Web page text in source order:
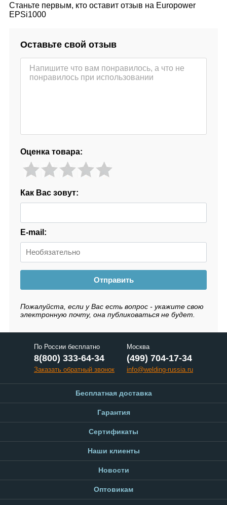
Станьте первым, кто оставит отзыв на Europower
EPSi1000
Оставьте свой отзыв
Оценка товара:
Как Вас зовут:
E-mail:
Отправить
Пожалуйста, если у Вас есть вопрос - укажите свою
электронную почту, она публиковаться не будет.
По России бесплатно
8(800) 333-64-34
Заказать обратный звонок
Москва
(499) 704-17-34
info@welding-russia.ru
Бесплатная доставка
Гарантия
Сертификаты
Наши клиенты
Новости
Оптовикам